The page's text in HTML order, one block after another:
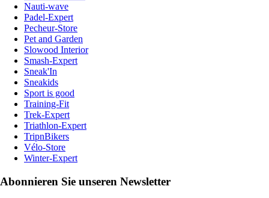
Nauti-wave
Padel-Expert
Pecheur-Store
Pet and Garden
Slowood Interior
Smash-Expert
Sneak'In
Sneakids
Sport is good
Training-Fit
Trek-Expert
Triathlon-Expert
TripnBikers
Vélo-Store
Winter-Expert
Abonnieren Sie unseren Newsletter